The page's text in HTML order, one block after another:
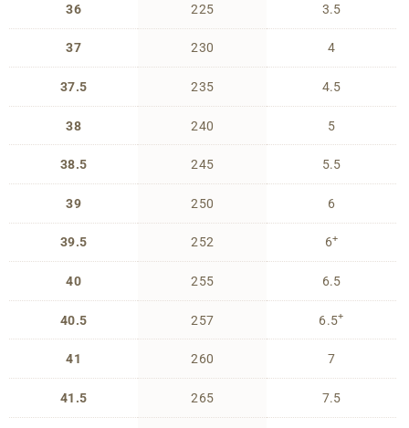
36
37
37.5
38
38.5
39
39.5
40
40.5
41
41.5
225
230
235
240
245
250
252
255
257
260
265
3.5
4
4.5
5
5.5
6
6+
6.5
6.5+
7
7.5